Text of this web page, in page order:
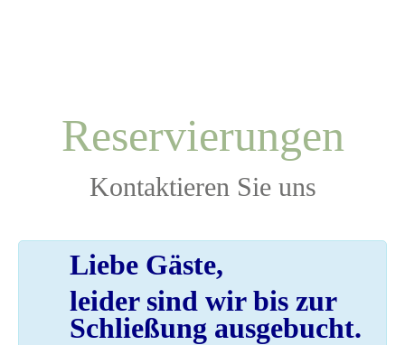
Reservierungen
Kontaktieren Sie uns
Liebe Gäste,
leider sind wir bis zur
Schließung ausgebucht.